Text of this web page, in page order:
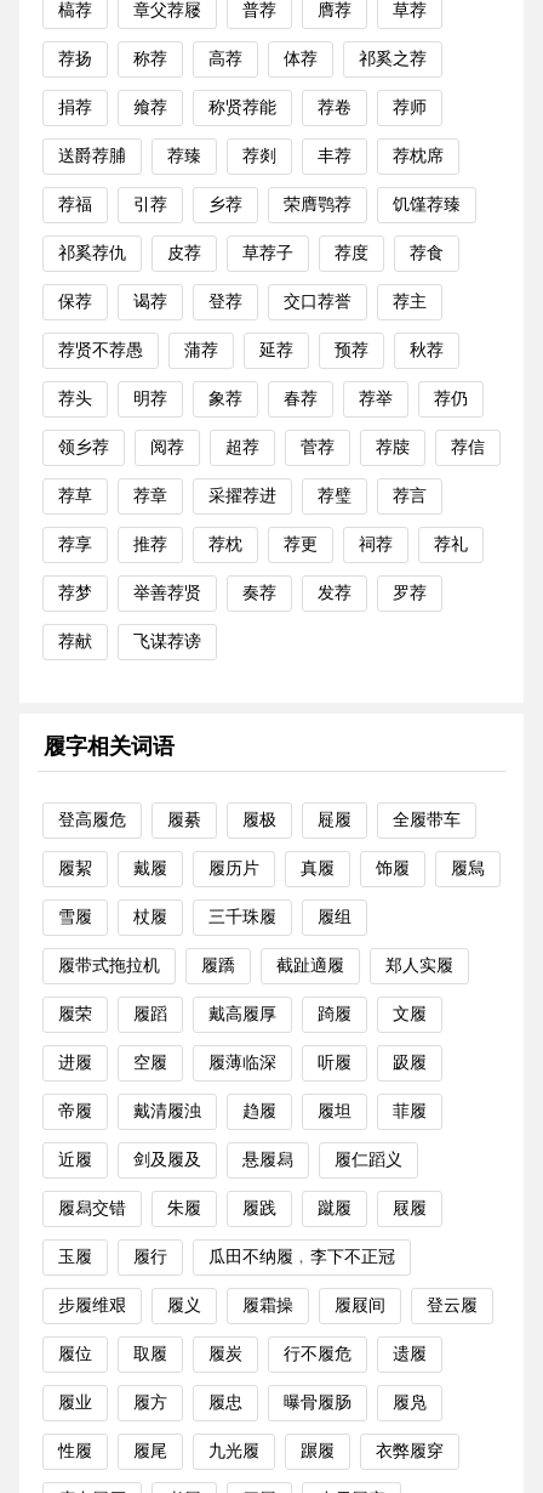
槁荐 章父荐屦 普荐 膺荐 草荐
荐扬 称荐 高荐 体荐 祁奚之荐
捐荐 飨荐 称贤荐能 荐卷 荐师
送爵荐脯 荐臻 荐剡 丰荐 荐枕席
荐福 引荐 乡荐 荣膺鹗荐 饥馑荐臻
祁奚荐仇 皮荐 草荐子 荐度 荐食
保荐 谒荐 登荐 交口荐誉 荐主
荐贤不荐愚 蒲荐 延荐 预荐 秋荐
荐头 明荐 象荐 春荐 荐举 荐仍
领乡荐 阅荐 超荐 菅荐 荐牍 荐信
荐草 荐章 采擢荐进 荐璧 荐言
荐享 推荐 荐枕 荐更 祠荐 荐礼
荐梦 举善荐贤 奏荐 发荐 罗荐
荐献 飞谋荐谤
履字相关词语
登高履危 履綦 履极 屣履 全履带车
履絜 戴履 履历片 真履 饰履 履舃
雪履 杖履 三千珠履 履组
履带式拖拉机 履蹻 截趾適履 郑人实履
履荣 履蹈 戴高履厚 踦履 文履
进履 空履 履薄临深 听履 趿履
帝履 戴清履浊 趋履 履坦 菲履
近履 剑及履及 悬履舄 履仁蹈义
履舄交错 朱履 履践 蹴履 屐履
玉履 履行 瓜田不纳履﹐李下不正冠
步履维艰 履义 履霜操 履屐间 登云履
履位 取履 履炭 行不履危 遗履
履业 履方 履忠 曝骨履肠 履凫
性履 履尾 九光履 蹍履 衣弊履穿